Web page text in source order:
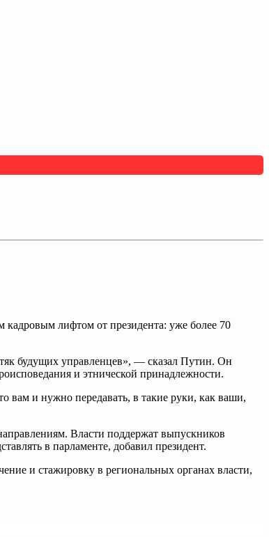
лифтом от президента: уже более 70
будущих управленцев», — сказал Путин. Он
и этнической принадлежности.
вам и нужно передавать, в такие руки, как ваши,
Власти поддержат выпускников
в парламенте, добавил президент.
и стажировку в региональных органах власти,